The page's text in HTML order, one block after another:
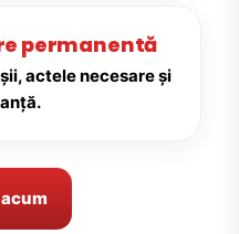
permanentă
actele necesare și